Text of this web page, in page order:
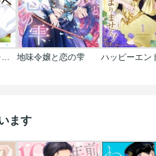
廃公園のホームレス聖女 地味令嬢と恋の雫
ます